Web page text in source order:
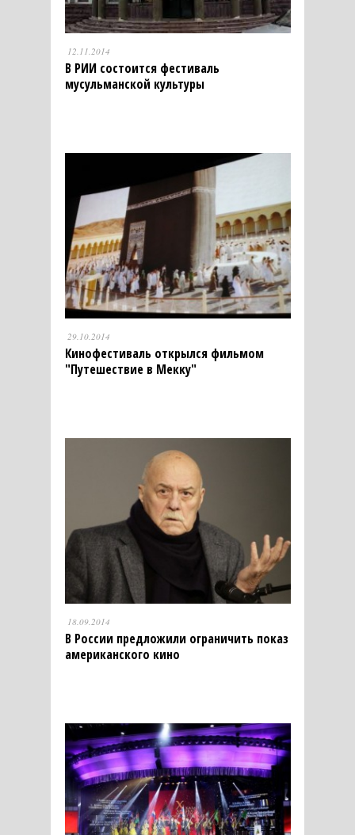
12.11.2014
В РИИ состоится фестиваль
мусульманской культуры
29.10.2014
Кинофестиваль открылся фильмом
"Путешествие в Мекку"
18.09.2014
В России предложили ограничить показ
американского кино